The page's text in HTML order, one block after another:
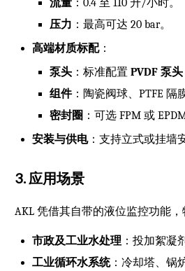
流量 ：0.4 至 110 升/小时。
压力 ：最高可达 20 bar。
高端材质标配：
泵头 ：标准配置PVDF 泵头
组件：陶瓷阀球、PTFE 隔
密封圈 ：可选 FPM 或
安装与供电：支持立式或挂墙
3. 应用场景
AKL 凭借其自带的液位监控功能
市政及工业水处理 ：投加絮凝
工业循环水系统：冷却塔、锅